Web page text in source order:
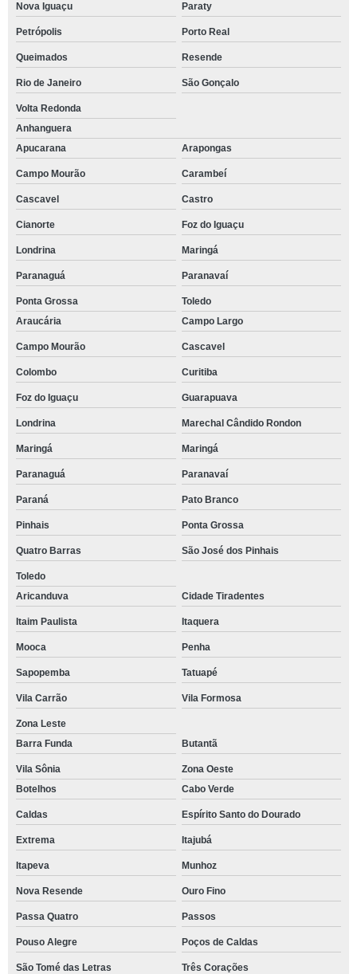
Nova Iguaçu Paraty
Petrópolis Porto Real
Queimados Resende
Rio de Janeiro São Gonçalo
Volta Redonda
Anhanguera
Apucarana
Arapongas
Campo Mourão Carambeí
Cascavel Castro
Cianorte Foz do Iguaçu
Londrina Maringá
Paranaguá Paranavaí
Ponta Grossa
Toledo
Araucária
Campo Largo
Campo Mourão Cascavel
Colombo Curitiba
Foz do Iguaçu Guarapuava
Londrina Marechal Cândido Rondon
Maringá Maringá
Paranaguá Paranavaí
Paraná Pato Branco
Pinhais Ponta Grossa
Quatro Barras São José dos Pinhais
Toledo
Aricanduva
Cidade Tiradentes
Itaim Paulista Itaquera
Mooca Penha
Sapopemba Tatuapé
Vila Carrão Vila Formosa
Zona Leste
Barra Funda
Butantã
Vila Sônia
Zona Oeste
Botelhos
Cabo Verde
Caldas Espírito Santo do Dourado
Extrema Itajubá
Itapeva Munhoz
Nova Resende Ouro Fino
Passa Quatro Passos
Pouso Alegre Poços de Caldas
São Tomé das Letras Três Corações